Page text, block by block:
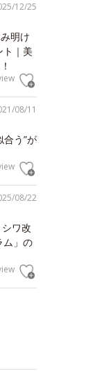
12/25
明け
ト｜美
08/11
合う”が
08/22
ワ改
ム」の